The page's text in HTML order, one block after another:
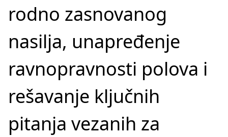
rodno zasnovanog
nasilja, unapređenje
ravnopravnosti polova i
rešavanje ključnih
pitanja vezanih za